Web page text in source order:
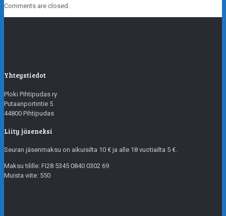
Comments are closed.
Yhteystiedot
Ploki Pihtipudas ry
Putaanportintie 5
44800 Pihtipudas
Liity jäseneksi
Seuran jäsenmaksu on aikuisilta 10 € ja alle 18 vuotiailta 5 €.
Maksu tilille: FI28 5345 0840 0302 69
Muista viite: 550